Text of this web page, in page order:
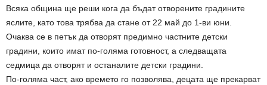
Всяка община ще реши кога да бъдат отворените градините
яслите, като това трябва да стане от 22 май до 1-ви юни.
Очаква се в петък да отворят предимно частните детски
градини, които имат по-голяма готовност, а следващата
седмица да отворят и останалите детски градини.
По-голяма част, ако времето го позволява, децата ще прекарват